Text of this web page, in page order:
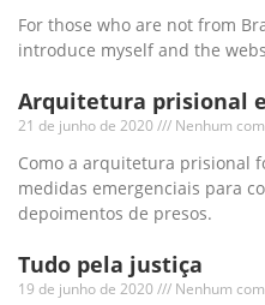
For those who are not from
introduce myself and the
Arquitetura prisional e
21 de junho de 2020 Nenhum
Como a arquitetura prisional
medidas emergenciais para
depoimentos de presos.
Tudo pela justiça
19 de junho de 2020 Nenhum